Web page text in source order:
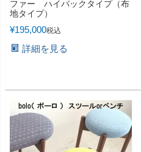
ファー ハイバックタイプ（布
地タイプ）
¥195,000税込
詳細を見る